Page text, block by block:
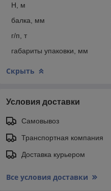
Н, м
балка, мм
г/п, т
габариты упаковки, мм
Скрыть
Условия доставки
Самовывоз
Транспортная компания
Доставка курьером
Все условия доставки